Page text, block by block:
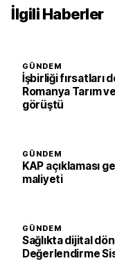
İlgili Haberler
GÜNDEM
İşbirliği fırsatları
Romanya Tarım
görüştü
GÜNDEM
KAP açıklaması
maliyeti
GÜNDEM
Sağlıkta dijital
Değerlendirme